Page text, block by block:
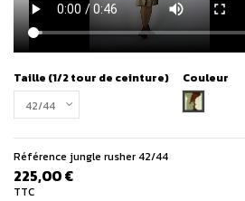
Taille (1/2 tour de ceinture)
Couleur
camouflage
Référence jungle rusher 42/44
225,00 €
TTC